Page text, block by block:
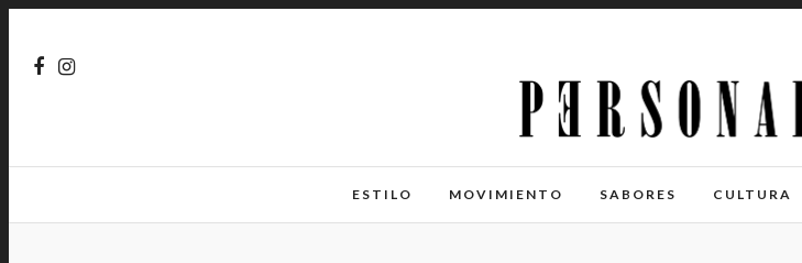
ESTILO MOVIMIENTO SABORES CULTURA